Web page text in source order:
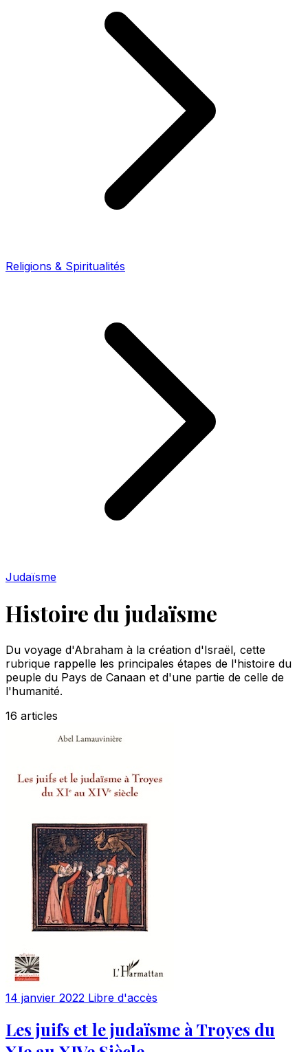
Religions & Spiritualités
Judaïsme
Histoire du judaïsme
Du voyage d'Abraham à la création d'Israël, cette
rubrique rappelle les principales étapes de l'histoire du
peuple du Pays de Canaan et d'une partie de celle de
l'humanité.
16 articles
14 janvier 2022 Libre d'accès
Les juifs et le judaïsme à Troyes du